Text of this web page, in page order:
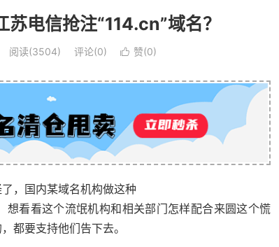
电信抢注“114.cn”域名？
阅读(3504) 评论(0)  赞(0)
，国内某域名机构做这种
想看看这个流氓机构和相关部门怎样配合来圆这个慌
都要支持他们告下去。